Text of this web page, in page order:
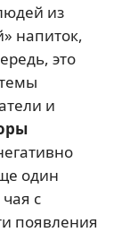
из
напиток,
это
и
один
с
появления